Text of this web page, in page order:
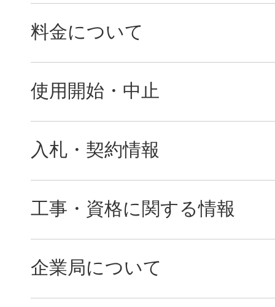
料金について
使用開始・中止
入札・契約情報
工事・資格に関する情報
企業局について